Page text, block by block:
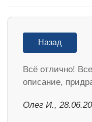
Назад
Всё отлично!
описание,
Олег И.,